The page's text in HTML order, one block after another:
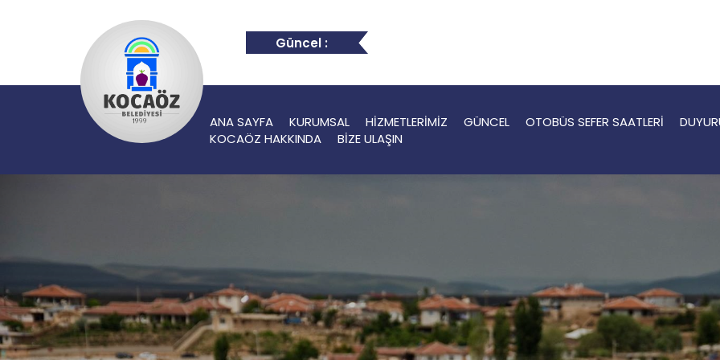
Güncel :
ANA SAYFA KURUMSAL HİZMETLERİMİZ GÜNCEL OTOBÜS SEFER SAATLERİ
KOCAÖZ HAKKINDA
BİZE ULAŞIN